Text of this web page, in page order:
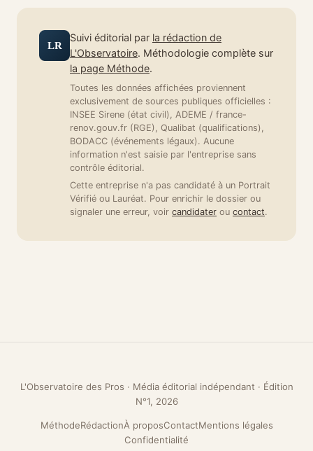
LR
Suivi éditorial par la rédaction de
L'Observatoire. Méthodologie complète sur
la page Méthode.
Toutes les données affichées proviennent
exclusivement de sources publiques officielles :
INSEE Sirene (état civil), ADEME / france-
renov.gouv.fr (RGE), Qualibat (qualifications),
BODACC (événements légaux). Aucune
information n'est saisie par l'entreprise sans
contrôle éditorial.
Cette entreprise n'a pas candidaté à un Portrait
Vérifié ou Lauréat. Pour enrichir le dossier ou
signaler une erreur, voir candidater ou contact.
L'Observatoire des Pros · Média éditorial indépendant · Édition
N°1, 2026
MéthodeRédactionÀ proposContactMentions légales
Confidentialité